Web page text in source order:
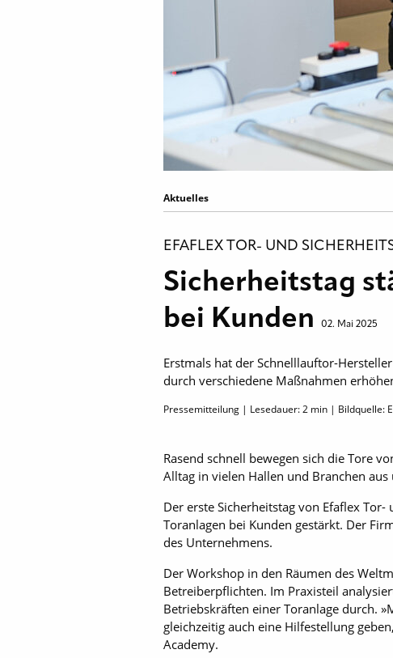
Aktuelles
EFAFLEX TOR- UND
Sicherheitstag
bei Kunden
02. Mai 2025
Erstmals hat der Schnelllauftor-
durch verschiedene Maßnahmen
Pressemitteilung | Lesedauer:2 min | Bildquelle:
Rasend schnell bewegen sich die Tore
Alltag in vielen Hallen und Branchen
Der erste Sicherheitstag von Efaflex
Toranlagen bei Kunden gestärkt. Der
des Unternehmens.
Der Workshop in den Räumen des
Betreiberpflichten. Im Praxisteil
Betriebskräften einer Toranlage durch.
gleichzeitig auch eine Hilfestellung
Academy.